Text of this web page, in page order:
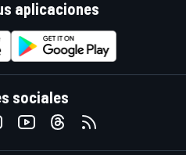
aplicaciones
sociales